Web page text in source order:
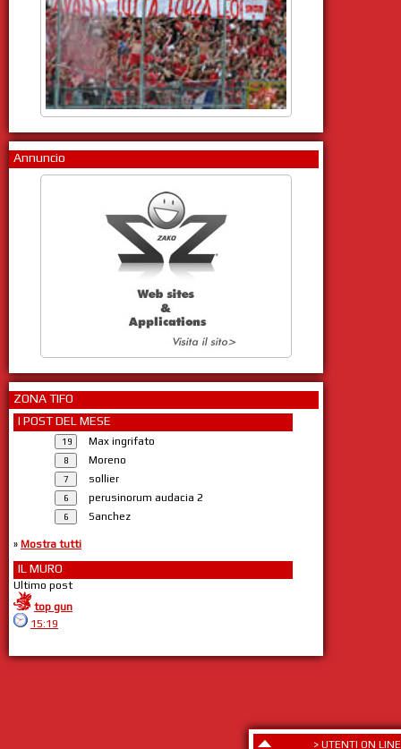
> UTENTI ON LINE
Annuncio
ZONA TIFO
I POST DEL MESE
Max ingrifato
Moreno
sollier
perusinorum audacia 2
Sanchez
» Mostra tutti
IL MURO
Ultimo post
top gun
15:19